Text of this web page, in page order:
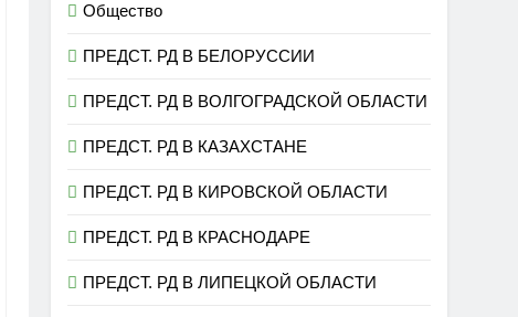
Общество
ПРЕДСТ. РД В БЕЛОРУССИИ
ПРЕДСТ. РД В ВОЛГОГРАДСКОЙ ОБЛАСТИ
ПРЕДСТ. РД В КАЗАХСТАНЕ
ПРЕДСТ. РД В КИРОВСКОЙ ОБЛАСТИ
ПРЕДСТ. РД В КРАСНОДАРЕ
ПРЕДСТ. РД В ЛИПЕЦКОЙ ОБЛАСТИ